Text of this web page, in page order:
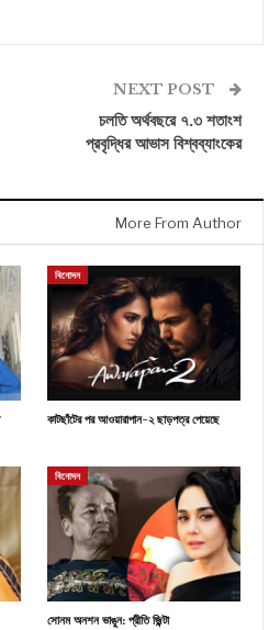
NEXT POST
চলতি অর্থবছরে ৭.৩ শতাংশ
প্রবৃদ্ধির আভাস বিশ্বব্যাংকের
More From Author
বিনোদন
কাটছাঁটের পর আওয়ারাপান-২ ছাড়পত্র পেয়েছে
বিনোদন
সোনম অনশন ভাঙুন: প্রীতি জ়িন্টা